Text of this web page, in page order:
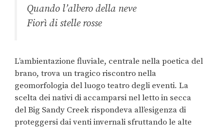
Quando l’albero della neve
Fiorì di stelle rosse
L’ambientazione fluviale, centrale nella poetica del
brano, trova un tragico riscontro nella
geomorfologia del luogo teatro degli eventi. La
scelta dei nativi di accamparsi nel letto in secca
del Big Sandy Creek rispondeva all’esigenza di
proteggersi dai venti invernali sfruttando le alte